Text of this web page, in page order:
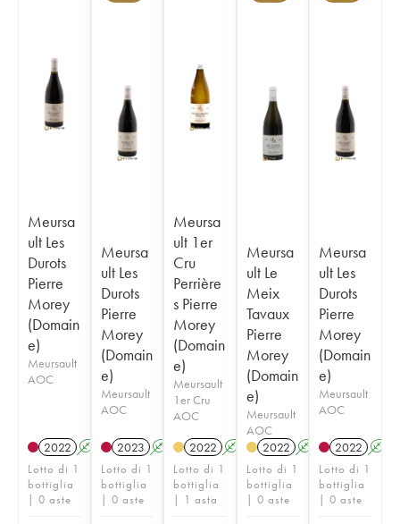
Meursa
ult Les
Durots
Pierre
Morey
(Domain
e)
Meursault
AOC
2022 A S
Lotto di 1
bottiglia
| 0 aste
Meursa
ult Les
Durots
Pierre
Morey
(Domain
e)
Meursault
AOC
2023 A S
Lotto di 1
bottiglia
| 0 aste
Meursa
ult 1er
Cru
Perrière
s Pierre
Morey
(Domain
e)
Meursault
1er Cru
AOC
2022 A S
Lotto di 1
bottiglia
| 1 asta
Meursa
ult Le
Meix
Tavaux
Pierre
Morey
(Domain
e)
Meursault
AOC
2022 A S
Lotto di 1
bottiglia
| 0 aste
Meursa
ult Les
Durots
Pierre
Morey
(Domain
e)
Meursault
AOC
2022 A
Lotto di 1
bottiglia
| 0 aste